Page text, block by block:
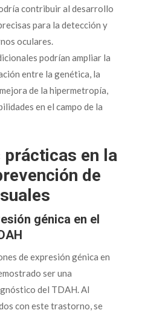
contribuir al desarrollo
para la detección y
oculares.
podrían ampliar la
entre la genética, la
de la hipermetropía,
en el campo de la
en la
de
génica en el
de expresión génica en
ser una
del TDAH. Al
con este trastorno, se